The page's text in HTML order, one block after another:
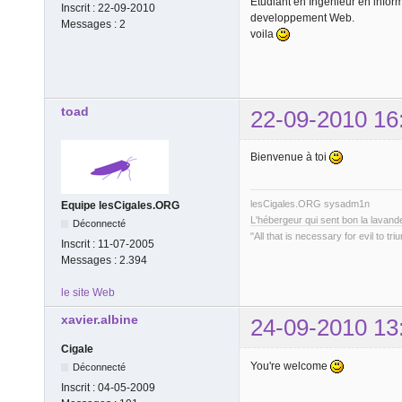
Inscrit : 22-09-2010
Messages : 2
developpement Web.
voila
toad 22-09-2010
Equipe lesCigales.ORG
Déconnecté
Inscrit : 11-07-2005
Messages : 2.394
Bienvenue à toi
lesCigales.ORG sysadm1n
L'hébergeur qui sent bon la
"All that is necessary for evil to
le site Web
xavier.albine 24-09-2010
Cigale
Déconnecté
Inscrit : 04-05-2009
You're welcome